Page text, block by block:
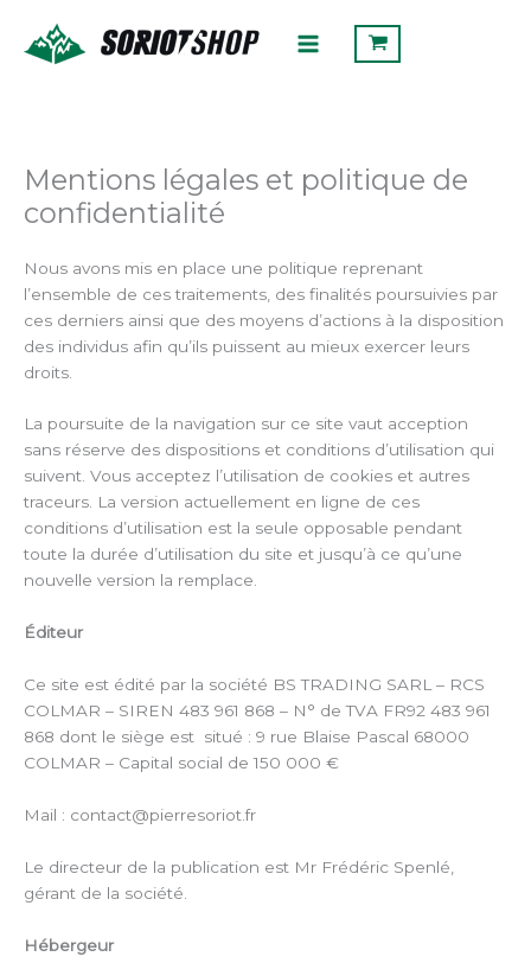
contenu
Mentions légales et politique de
confidentialité
Nous avons mis en place une politique reprenant
l’ensemble de ces traitements, des finalités poursuivies par
ces derniers ainsi que des moyens d’actions à la disposition
des individus afin qu’ils puissent au mieux exercer leurs
droits.
La poursuite de la navigation sur ce site vaut acception
sans réserve des dispositions et conditions d’utilisation qui
suivent. Vous acceptez l’utilisation de cookies et autres
traceurs. La version actuellement en ligne de ces
conditions d’utilisation est la seule opposable pendant
toute la durée d’utilisation du site et jusqu’à ce qu’une
nouvelle version la remplace.
Éditeur
Ce site est édité par la société BS TRADING SARL – RCS
COLMAR – SIREN 483 961 868 – N° de TVA FR92 483 961
868 dont le siège est situé : 9 rue Blaise Pascal 68000
COLMAR – Capital social de 150 000 €
Mail : contact@pierresoriot.fr
Le directeur de la publication est Mr Frédéric Spenlé,
gérant de la société.
Hébergeur